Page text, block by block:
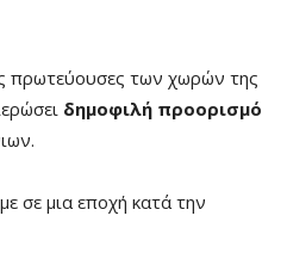
πρωτεύουσες των χωρών της
δημοφιλή προορισμό
σε μια εποχή κατά την